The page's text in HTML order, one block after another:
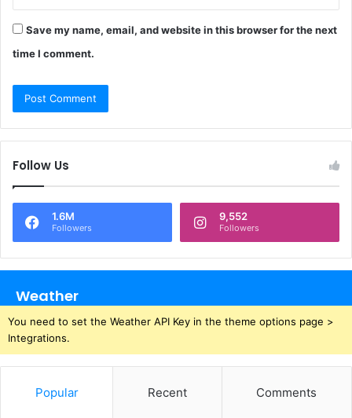
Save my name, email, and website in this browser for the next
time I comment.
Follow Us
1.6M
Followers
9,552
Followers
Weather
You need to set the Weather API Key in the theme options page >
Integrations.
Popular Recent Comments